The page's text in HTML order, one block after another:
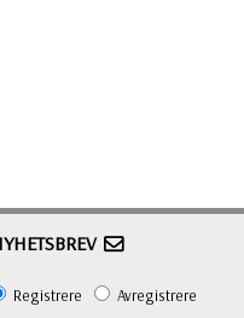
Registrere Avregistrere